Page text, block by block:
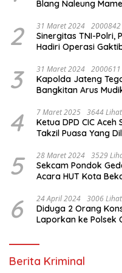
Blang Naleung
2 31 Maret 2024
Sinergitas TNI-Polri,
Hadiri Operasi
3 31 Maret 2024
Kapolda Jateng
Bangkitan Arus
4 7 Maret 2025 3644 Lihat
Ketua DPD CIC
Takzil Puasa Yang
Meriah Kabupaten
5 28 Maret 2024 3529
Sekcam Pondok
Acara HUT Kota
6 24 April 2024 3006 Lihat
Diduga 2 Orang
Laporkan ke Polsek
Berita Kriminal